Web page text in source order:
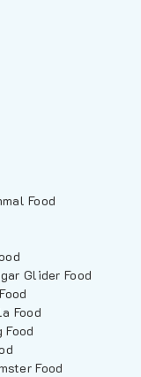
Food
Glider Food
Food
Food